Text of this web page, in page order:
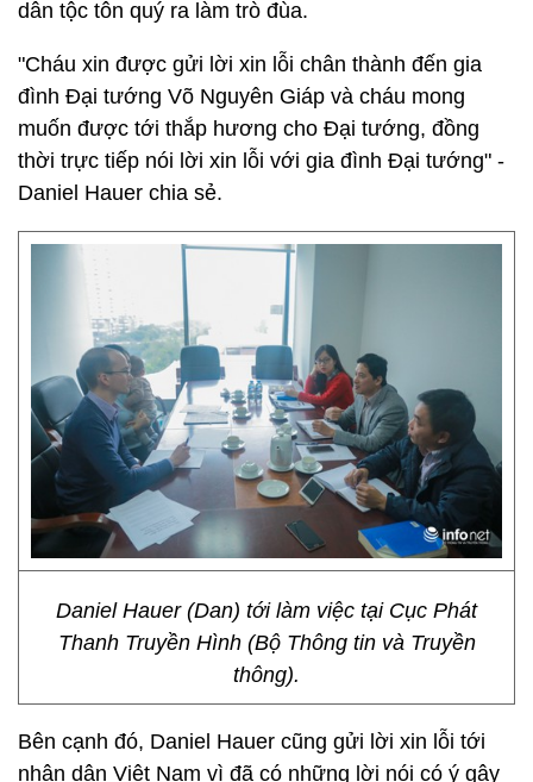
dân tộc tôn quý ra làm trò đùa.
"Cháu xin được gửi lời xin lỗi chân thành đến gia
đình Đại tướng Võ Nguyên Giáp và cháu mong
muốn được tới thắp hương cho Đại tướng, đồng
thời trực tiếp nói lời xin lỗi với gia đình Đại tướng" -
Daniel Hauer chia sẻ.
Daniel Hauer (Dan) tới làm việc tại Cục Phát
Thanh Truyền Hình (Bộ Thông tin và Truyền
thông).
Bên cạnh đó, Daniel Hauer cũng gửi lời xin lỗi tới
nhân dân Việt Nam vì đã có những lời nói có ý gây